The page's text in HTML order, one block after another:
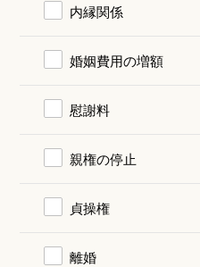
内縁関係
婚姻費用の増額
慰謝料
親権の停止
貞操権
離婚